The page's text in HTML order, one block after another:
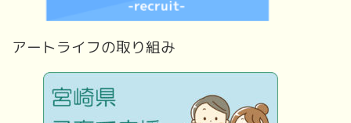
アートライフの取り組み